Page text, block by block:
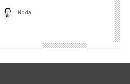
Moda